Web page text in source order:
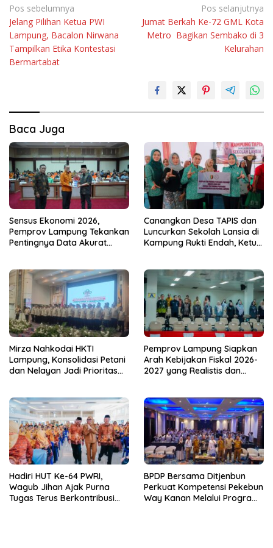
Navigasi
pos
Pos sebelumnya
Jelang Pilihan Ketua PWI
Lampung, Bacalon Nirwana
Tampilkan Etika Kontestasi
Bermartabat
Pos selanjutnya
Jumat Berkah Ke-72 GML Kota
Metro Bagikan Sembako di 3
Kelurahan
Baca Juga
Sensus Ekonomi 2026,
Pemprov Lampung Tekankan
Pentingnya Data Akurat
Canangkan Desa TAPIS dan
Luncurkan Sekolah Lansia di
Kampung Rukti Endah, Ketua
dari Desa
Mirza Nahkodai HKTI
Lampung, Konsolidasi Petani
dan Nelayan Jadi Prioritas
Pemprov Lampung Siapkan
Arah Kebijakan Fiskal 2026-
2027 yang Realistis dan
Hadiri HUT Ke-64 PWRI,
Wagub Jihan Ajak Purna
Tugas Terus Berkontribusi
BPDP Bersama Ditjenbun
Perkuat Kompetensi Pekebun
Way Kanan Melalui Program